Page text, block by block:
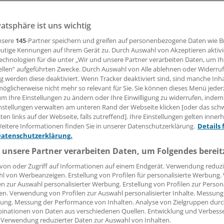
in der Alzheimerforschung gut aufgestellt.
14:14 Uhr
Angaben seiner deutschen Landesgesellschaft hat der
Biogen derzeit sechs Prüfpräparate gegen Alzheimer in
allein im vorigen Jahr neu hinzugekommen, also
oder aus eigenen präklinischen Anstrengungen in die
diesen neuen Kadidaten handelt es sich den Angaben
, einlizenziert von Bristol-Myers Squibb
Oligonukleotid (BIIB080), das in Kooperation mit der
Ionis entdeckt wurde. Alle drei Präparate, heißt es,
der Alzheimererkrankung assoziierte Tau-Protein.
arbeiten die Biogen-Forscher bereits seit längerem an
ist uns wichtig
145-Partner speichern und greifen auf personenbezogene Daten wie
Kennungen auf Ihrem Gerät zu. Durch Auswahl von Akzeptieren
für die unter „Wir und unsere Partner verarbeiten Daten, um
aufgeführten Zwecke. Durch Auswahl von Alle ablehnen oder
werden diese deaktiviert. Wenn Tracker deaktiviert sind, sind manche
nicht mehr so relevant für Sie. Sie können dieses Menü
Ihre Einstellungen zu ändern oder Ihre Einwilligung zu widerrufen, indem
verwalten am unteren Rand der Webseite klicken [oder das
links auf der Webseite, falls zutreffend]. Ihre Einstellungen gelten
Informationen finden Sie in unserer Datenschutzerklärung. Details
Partner verarbeiten Daten, um Folgendes
oder Zugriff auf Informationen auf einem Endgerät. Verwendung
von Werbeanzeigen. Erstellung von Profilen für personalisierte
zur Auswahl personalisierter Werbung. Erstellung von Profilen zur
Verwendung von Profilen zur Auswahl personalisierter Inhalte.
Messung der Performance von Inhalten. Analyse von Zielgruppen
von Daten aus verschiedenen Quellen. Entwicklung und
reduzierter Daten zur Auswahl von Inhalten.